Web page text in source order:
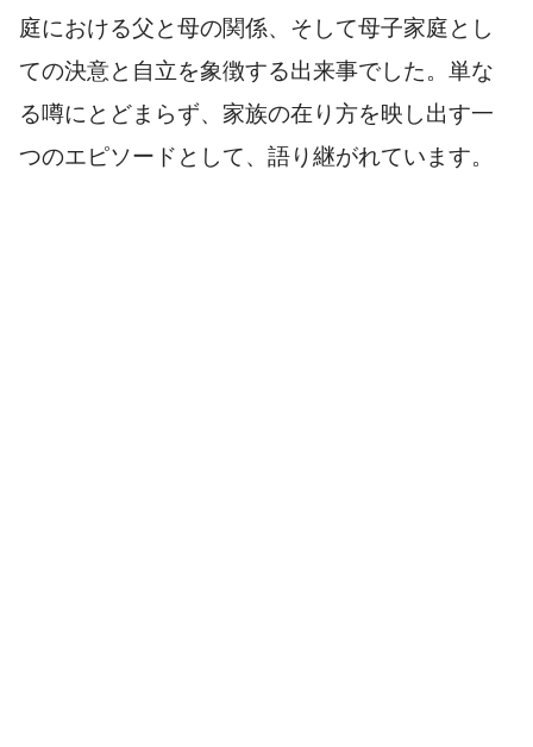
庭における父と母の関係、そして母子家庭とし
ての決意と自立を象徴する出来事でした。単な
る噂にとどまらず、家族の在り方を映し出す一
つのエピソードとして、語り継がれています。